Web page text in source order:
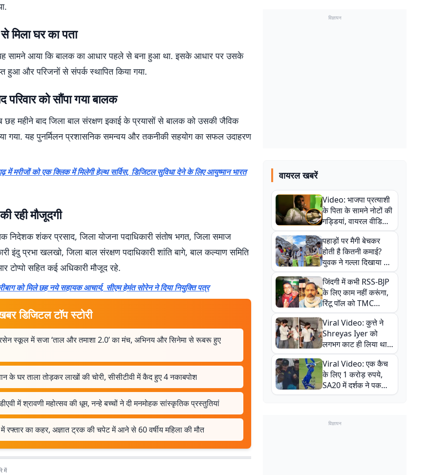
मिला घर का पता
सामने आया कि बालक का आधार पहले से बना हुआ था. इसके आधार पर उसके
हुआ और परिजनों से संपर्क स्थापित किया गया.
परिवार को सौंपा गया बालक
छह महीने बाद जिला बाल संरक्षण इकाई के प्रयासों से बालक को उसकी जैविक
गया. यह पुनर्मिलन प्रशासनिक समन्वय और तकनीकी सहयोग का सफल उदाहरण
में मरीजों को एक क्लिक में मिलेगी हेल्थ सर्विस, डिजिटल सुविधा देने के लिए आयुष्मान भारत
रही मौजूदगी
निदेशक शंकर प्रसाद, जिला योजना पदाधिकारी संतोष भगत, जिला समाज
इंदु प्रभा खलखो, जिला बाल संरक्षण पदाधिकारी शांति बागे, बाल कल्याण समिति
टोप्पो सहित कई अधिकारी मौजूद रहे.
को मिले छह नये सहायक आचार्य, सीएम हेमंत सोरेन ने दिया नियुक्ति पत्र
डिजिटल टॉप स्टोरी
स्कूल में सजा ‘ताल और तमाशा 2.0’ का मंच, अभिनय और सिनेमा से रूबरू हुए
के घर ताला तोड़कर लाखों की चोरी, सीसीटीवी में कैद हुए 4 नकाबपोश
में श्रावणी महोत्सव की धूम, नन्हे बच्चों ने दी मनमोहक सांस्कृतिक प्रस्तुतियां
रफ्तार का कहर, अज्ञात ट्रक की चपेट में आने से 60 वर्षीय महिला की मौत
में
विज्ञापन
वायरल खबरें
Video: भाजपा प्रत्याशी
के पिता के सामने नोटों की
गड्डियां, वायरल वीडियो
से राजनीति में उबाल,
अजित महतो बोले- TMC
की गंदी चाल
पहाड़ों पर मैगी बेचकर
होती है कितनी कमाई?
युवक ने गल्ला दिखाया तो
नौकरी वालों के खड़े हो गए
कान
जिंदगी में कभी RSS-BJP
के लिए काम नहीं करूंगा,
रिंटू पॉल को TMC
ऑफिस में ले जाकर पीटा,
Video वायरल
Viral Video: कुत्ते ने
Shreyas Iyer को
लगभग काट ही लिया था,
न्यूजीलैंड सीरीज से पहले
बाल-बाल बचे
Viral Video: एक कैच
के लिए 1 करोड़ रुपये,
SA20 में दर्शक ने पकड़ा
एक हाथ से गजब का कैच
विज्ञापन